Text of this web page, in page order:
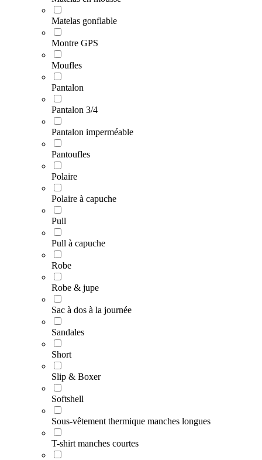
Matelas gonflable
Montre GPS
Moufles
Pantalon
Pantalon 3/4
Pantalon imperméable
Pantoufles
Polaire
Polaire à capuche
Pull
Pull à capuche
Robe
Robe & jupe
Sac à dos à la journée
Sandales
Short
Slip & Boxer
Softshell
Sous-vêtement thermique manches longues
T-shirt manches courtes